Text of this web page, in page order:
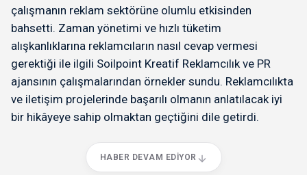
çalışmanın reklam sektörüne olumlu etkisinden
bahsetti. Zaman yönetimi ve hızlı tüketim
alışkanlıklarına reklamcıların nasıl cevap vermesi
gerektiği ile ilgili Soilpoint Kreatif Reklamcılık ve PR
ajansının çalışmalarından örnekler sundu. Reklamcılıkta
ve iletişim projelerinde başarılı olmanın anlatılacak iyi
bir hikâyeye sahip olmaktan geçtiğini dile getirdi.
HABER DEVAM EDIYOR